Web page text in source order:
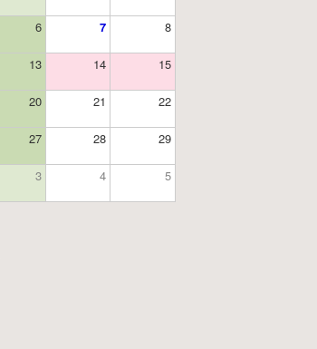
6 7 8
13 14 15
20 21 22
27 28 29
3 4 5